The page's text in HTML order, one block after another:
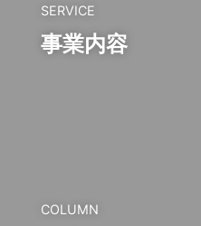
SERVICE
事業内容
COLUMN